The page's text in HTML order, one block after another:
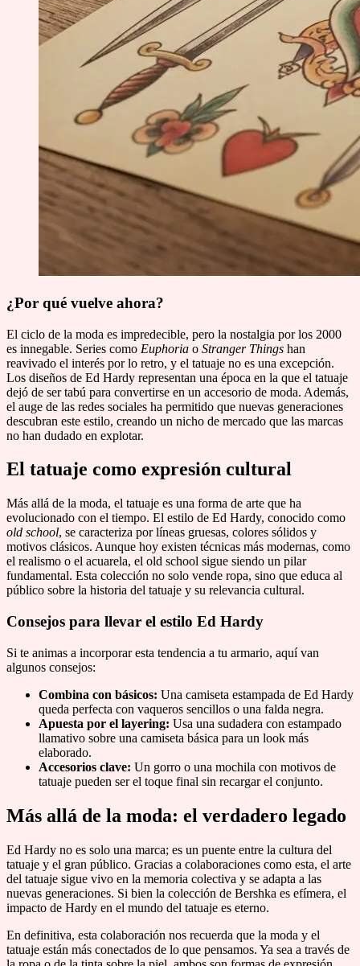
¿Por qué vuelve ahora?
El ciclo de la moda es impredecible, pero la nostalgia por los 2000
es innegable. Series como Euphoria o Stranger Things han
reavivado el interés por lo retro, y el tatuaje no es una excepción.
Los diseños de Ed Hardy representan una época en la que el tatuaje
dejó de ser tabú para convertirse en un accesorio de moda. Además,
el auge de las redes sociales ha permitido que nuevas generaciones
descubran este estilo, creando un nicho de mercado que las marcas
no han dudado en explotar.
El tatuaje como expresión cultural
Más allá de la moda, el tatuaje es una forma de arte que ha
evolucionado con el tiempo. El estilo de Ed Hardy, conocido como
old school, se caracteriza por líneas gruesas, colores sólidos y
motivos clásicos. Aunque hoy existen técnicas más modernas, como
el realismo o el acuarela, el old school sigue siendo un pilar
fundamental. Esta colección no solo vende ropa, sino que educa al
público sobre la historia del tatuaje y su relevancia cultural.
Consejos para llevar el estilo Ed Hardy
Si te animas a incorporar esta tendencia a tu armario, aquí van
algunos consejos:
Combina con básicos: Una camiseta estampada de Ed Hardy
queda perfecta con vaqueros sencillos o una falda negra.
Apuesta por el layering: Usa una sudadera con estampado
llamativo sobre una camiseta básica para un look más
elaborado.
Accesorios clave: Un gorro o una mochila con motivos de
tatuaje pueden ser el toque final sin recargar el conjunto.
Más allá de la moda: el verdadero legado
Ed Hardy no es solo una marca; es un puente entre la cultura del
tatuaje y el gran público. Gracias a colaboraciones como esta, el arte
del tatuaje sigue vivo en la memoria colectiva y se adapta a las
nuevas generaciones. Si bien la colección de Bershka es efímera, el
impacto de Hardy en el mundo del tatuaje es eterno.
En definitiva, esta colaboración nos recuerda que la moda y el
tatuaje están más conectados de lo que pensamos. Ya sea a través de